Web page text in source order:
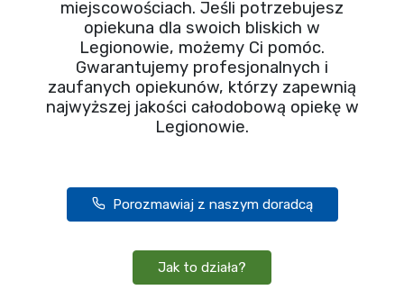
miejscowościach. Jeśli potrzebujesz
opiekuna dla swoich bliskich w
Legionowie, możemy Ci pomóc.
Gwarantujemy profesjonalnych i
zaufanych opiekunów, którzy zapewnią
najwyższej jakości całodobową opiekę w
Legionowie.
Porozmawiaj z naszym doradcą
Jak to działa?